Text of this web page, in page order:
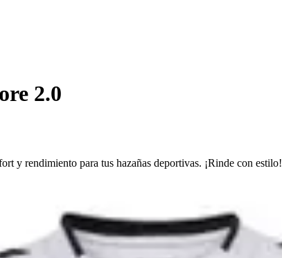
2.0
y rendimiento para tus hazañas deportivas. ¡Rinde con estilo!